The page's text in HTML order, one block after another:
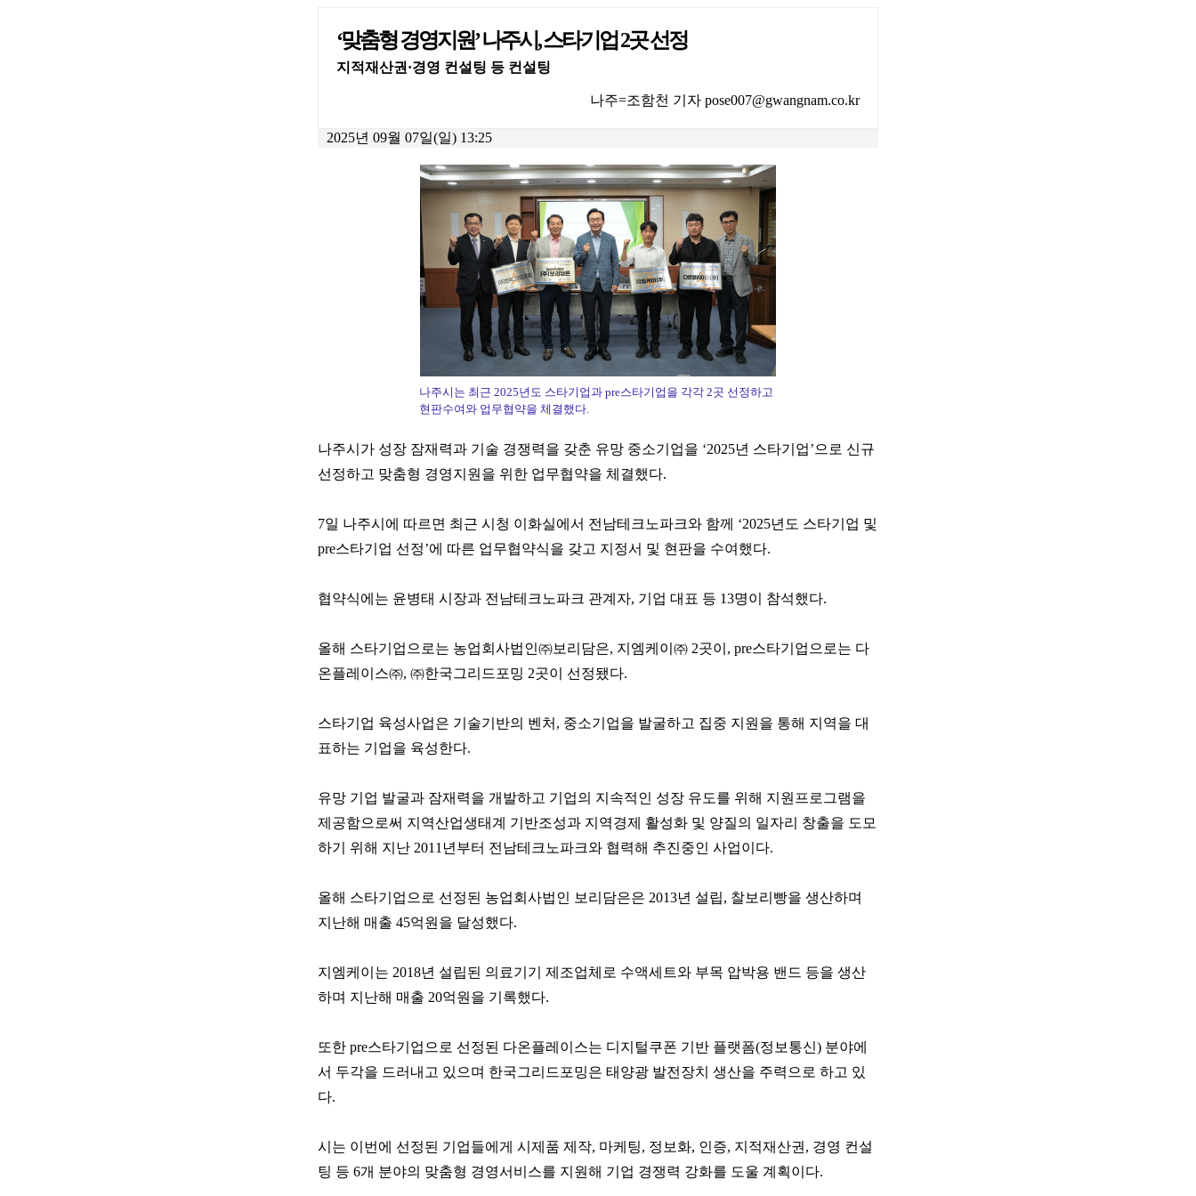
‘맞춤형 경영지원’ 나주시, 스타기업 2곳 선정
지적재산권·경영 컨설팅 등 컨설팅
나주=조함천 기자 pose007@gwangnam.co.kr
2025년 09월 07일(일) 13:25
나주시는 최근 2025년도 스타기업과 pre스타기업을 각각 2곳 선정하고
현판수여와 업무협약을 체결했다.
나주시가 성장 잠재력과 기술 경쟁력을 갖춘 유망 중소기업을 ‘2025년 스타기업’으로 신규
선정하고 맞춤형 경영지원을 위한 업무협약을 체결했다.
7일 나주시에 따르면 최근 시청 이화실에서 전남테크노파크와 함께 ‘2025년도 스타기업 및
pre스타기업 선정’에 따른 업무협약식을 갖고 지정서 및 현판을 수여했다.
협약식에는 윤병태 시장과 전남테크노파크 관계자, 기업 대표 등 13명이 참석했다.
올해 스타기업으로는 농업회사법인㈜보리담은, 지엠케이㈜ 2곳이, pre스타기업으로는 다
온플레이스㈜, ㈜한국그리드포밍 2곳이 선정됐다.
스타기업 육성사업은 기술기반의 벤처, 중소기업을 발굴하고 집중 지원을 통해 지역을 대
표하는 기업을 육성한다.
유망 기업 발굴과 잠재력을 개발하고 기업의 지속적인 성장 유도를 위해 지원프로그램을
제공함으로써 지역산업생태계 기반조성과 지역경제 활성화 및 양질의 일자리 창출을 도모
하기 위해 지난 2011년부터 전남테크노파크와 협력해 추진중인 사업이다.
올해 스타기업으로 선정된 농업회사법인 보리담은은 2013년 설립, 찰보리빵을 생산하며
지난해 매출 45억원을 달성했다.
지엠케이는 2018년 설립된 의료기기 제조업체로 수액세트와 부목 압박용 밴드 등을 생산
하며 지난해 매출 20억원을 기록했다.
또한 pre스타기업으로 선정된 다온플레이스는 디지털쿠폰 기반 플랫폼(정보통신) 분야에
서 두각을 드러내고 있으며 한국그리드포밍은 태양광 발전장치 생산을 주력으로 하고 있
다.
시는 이번에 선정된 기업들에게 시제품 제작, 마케팅, 정보화, 인증, 지적재산권, 경영 컨설
팅 등 6개 분야의 맞춤형 경영서비스를 지원해 기업 경쟁력 강화를 도울 계획이다.